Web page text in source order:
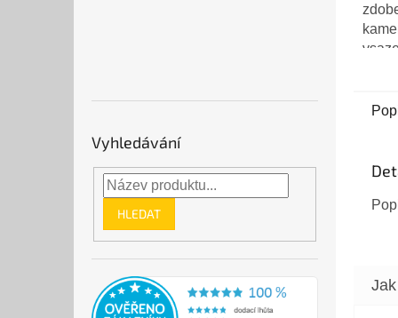
Vyhledávání
HLEDAT